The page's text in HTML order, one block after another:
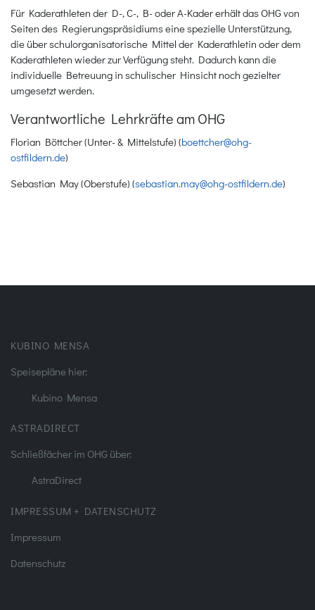
Für Kaderathleten der D-, C-, B- oder A-Kader erhält das OHG von
Seiten des Regierungspräsidiums eine spezielle Unterstützung,
die über schulorganisatorische Mittel der Kaderathletin oder dem
Kaderathleten wieder zur Verfügung steht. Dadurch kann die
individuelle Betreuung in schulischer Hinsicht noch gezielter
umgesetzt werden.
Verantwortliche Lehrkräfte am OHG
Florian Böttcher (Unter- & Mittelstufe) (boettcher@ohg-
ostfildern.de)
Sebastian May (Oberstufe) (sebastian.may@ohg-ostfildern.de)
KUBINO MENSA
Speisepläne hier:
Kubino Mensa
ASTRADIRECT
Schließfächer im OHG über:
AstraDirect
IMPRESSUM + DATENSCHUTZ
Impressum
Datenschutz